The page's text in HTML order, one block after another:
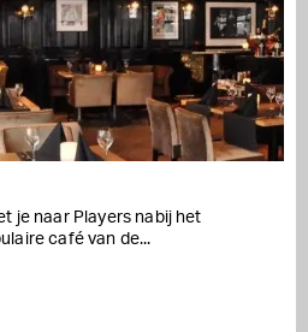
je naar Players nabij het
café van de...